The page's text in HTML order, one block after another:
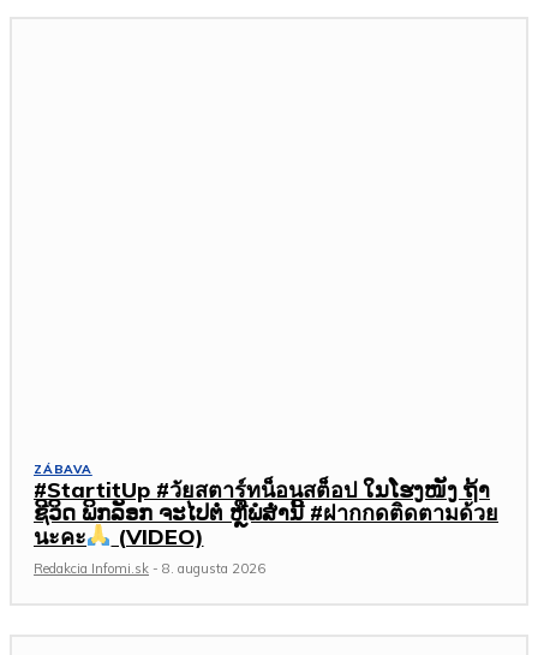
ZÁBAVA
#StartitUp #วัยสตาร์ทน็อนสต็อป ໃນໂຮງໜັງ ຖ້າ
ຊີວິດ ພິກລັອກ ຈະໄປຕໍ່ ຫຼືພໍສໍ່ານີ້ #ฝากกดติดตามด้วย
นะคะ
(VIDEO)
Redakcia Infomi.sk - 8. augusta 2026